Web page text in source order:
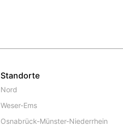
Standorte
Nord
Weser-Ems
Osnabrück-Münster-Niederrhein